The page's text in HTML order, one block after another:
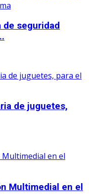
seguridad
de juguetes,
Multimedial en el